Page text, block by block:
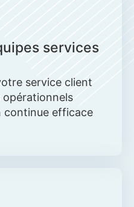
services
service client
opérationnels
continue efficace